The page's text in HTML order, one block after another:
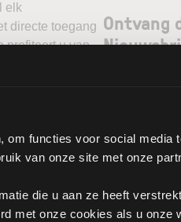
functies voor social media
van onze site met onze
die u aan ze heeft
met onze cookies als u onze
elk
directe toegang
profiteert u van
platform
u met het oog
short*?
via een
zich mee: als de
om deze
Ontvang
Selecteer uw
LYNX